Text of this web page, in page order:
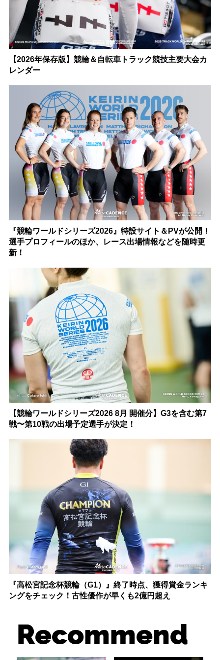
【2026年保存版】競輪＆自転車トラック競技主要大会カ
レンダー
『競輪ワールドシリーズ2026』特設サイト＆PVが公開！
選手プロフィールのほか、レース出場情報などを随時更
新！
【競輪ワールドシリーズ2026 8月 開催分】G3を含む第7
戦〜第10戦の出場予定選手が決定！
『高松宮記念杯競輪（G1）』終了時点、獲得賞金ランキ
ングをチェック！古性優作が早くも2億円超え
Recommend